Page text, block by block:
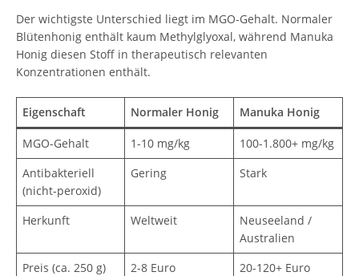
Der wichtigste Unterschied liegt im MGO-Gehalt. Normaler
Blütenhonig enthält kaum Methylglyoxal, während Manuka
Honig diesen Stoff in therapeutisch relevanten
Konzentrationen enthält.
Eigenschaft Normaler Honig Manuka Honig
MGO-Gehalt 1-10 mg/kg
100-1.800+ mg/kg
Antibakteriell
(nicht-peroxid)
Gering Stark
Herkunft Weltweit
Neuseeland /
Australien
Preis (ca. 250 g)
2-8 Euro
20-120+ Euro